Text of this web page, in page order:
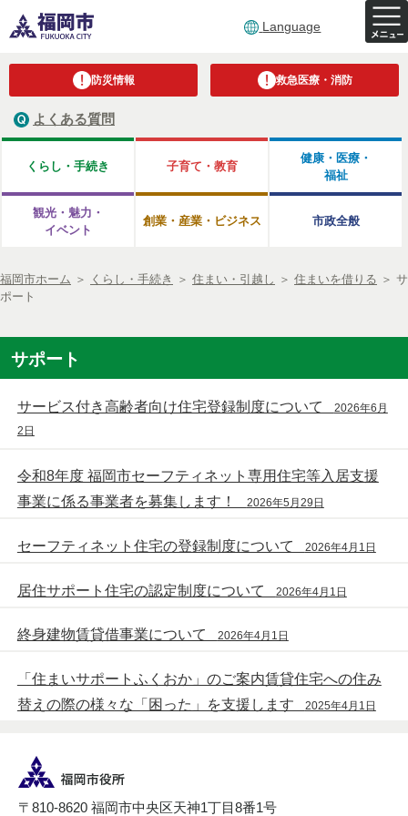
Language
防災情報 救急医療・消防
よくある質問
くらし・手続き 子育て・教育
健康・医療・
福祉
観光・魅力・
イベント
創業・産業・ビジネス 市政全般
福岡市ホーム ＞ くらし・手続き ＞ 住まい・引越し ＞ 住まいを借りる ＞ サ
ポート
サポート
サービス付き高齢者向け住宅登録制度について 2026年6月
2日
令和8年度 福岡市セーフティネット専用住宅等入居支援
事業に係る事業者を募集します！
2026年5月29日
セーフティネット住宅の登録制度について 2026年4月1日
居住サポート住宅の認定制度について 2026年4月1日
終身建物賃貸借事業について 2026年4月1日
「住まいサポートふくおか」のご案内賃貸住宅への住み
替えの際の様々な「困った」を支援します
2025年4月1日
〒810-8620 福岡市中央区天神1丁目8番1号